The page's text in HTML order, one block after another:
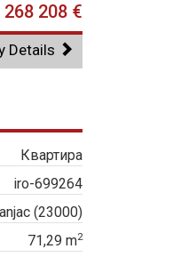
268 208 €
Details
Квартира
iro-699264
(23000)
71,29 m2